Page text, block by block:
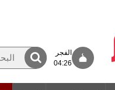
الفجر
04:26